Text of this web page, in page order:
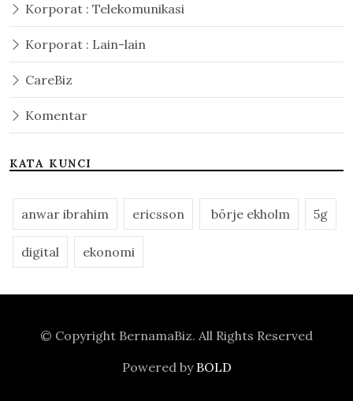
Korporat : Telekomunikasi
Korporat : Lain-lain
CareBiz
Komentar
KATA KUNCI
anwar ibrahim ericsson börje ekholm 5g
digital ekonomi
© Copyright BernamaBiz. All Rights Reserved
Powered by BOLD